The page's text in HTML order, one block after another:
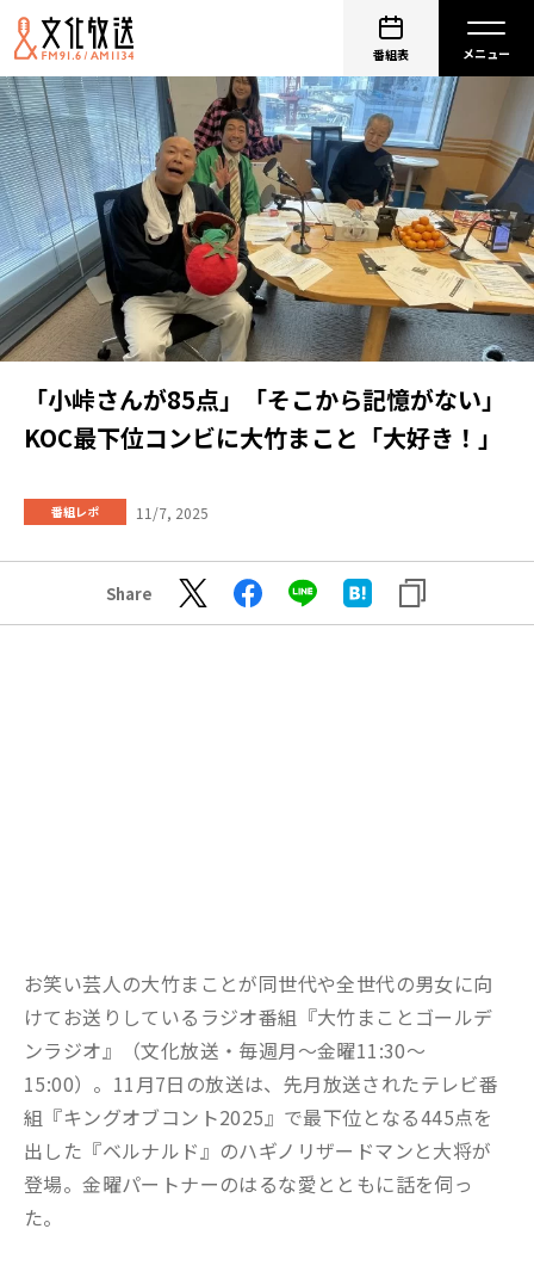
番組表
「小峠さんが85点」「そこから記憶がない」
KOC最下位コンビに大竹まこと「大好き！」
番組レポ 11/7, 2025
Share
お笑い芸人の大竹まことが同世代や全世代の男女に向
けてお送りしているラジオ番組『大竹まことゴールデ
ンラジオ』（文化放送・毎週月〜金曜11:30～
15:00）。11月7日の放送は、先月放送されたテレビ番
組『キングオブコント2025』で最下位となる445点を
出した『ベルナルド』のハギノリザードマンと大将が
登場。金曜パートナーのはるな愛とともに話を伺っ
た。